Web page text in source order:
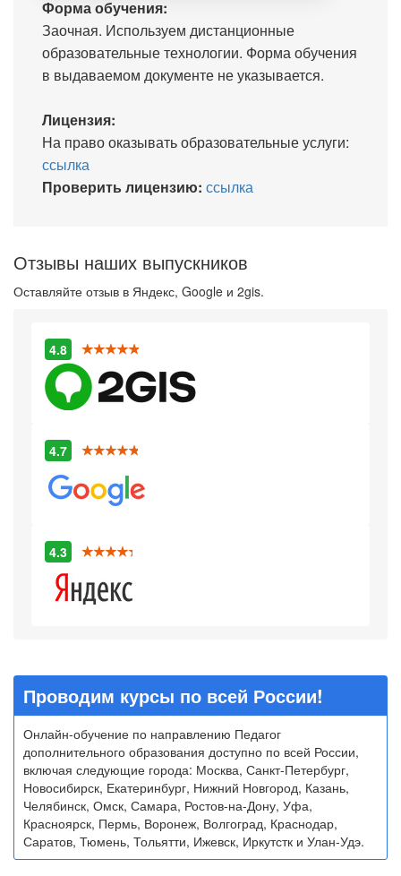
Форма обучения:
Заочная. Используем дистанционные
образовательные технологии. Форма обучения
в выдаваемом документе не указывается.
Лицензия:
На право оказывать образовательные услуги:
ссылка
Проверить лицензию: ссылка
Отзывы наших выпускников
Оставляйте отзыв в Яндекс, Google и 2gis.
4.8
4.7
4.3
Проводим курсы по всей России!
Онлайн-обучение по направлению Педагог
дополнительного образования доступно по всей России,
включая следующие города: Москва, Санкт-Петербург,
Новосибирск, Екатеринбург, Нижний Новгород, Казань,
Челябинск, Омск, Самара, Ростов-на-Дону, Уфа,
Красноярск, Пермь, Воронеж, Волгоград, Краснодар,
Саратов, Тюмень, Тольятти, Ижевск, Иркутстк и Улан-Удэ.